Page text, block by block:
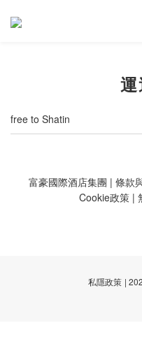
free to Shatin
富豪國際酒店集團 | 條款
Cookie政策 |
私隱政策 |